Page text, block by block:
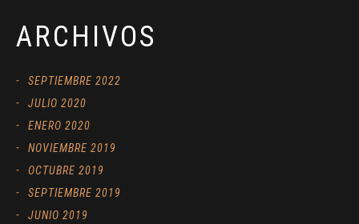
ARCHIVOS
SEPTIEMBRE 2022
JULIO 2020
ENERO 2020
NOVIEMBRE 2019
OCTUBRE 2019
SEPTIEMBRE 2019
JUNIO 2019